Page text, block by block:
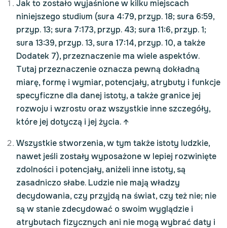
Jak to zostało wyjaśnione w kilku miejscach
niniejszego studium (sura 4:79, przyp. 18; sura 6:59,
przyp. 13; sura 7:173, przyp. 43; sura 11:6, przyp. 1;
sura 13:39, przyp. 13, sura 17:14, przyp. 10, a także
Dodatek 7), przeznaczenie ma wiele aspektów.
Tutaj przeznaczenie oznacza pewną dokładną
miarę, formę i wymiar, potencjały, atrybuty i funkcje
specyficzne dla danej istoty, a także granice jej
rozwoju i wzrostu oraz wszystkie inne szczegóły,
które jej dotyczą i jej życia. ↑
Wszystkie stworzenia, w tym także istoty ludzkie,
nawet jeśli zostały wyposażone w lepiej rozwinięte
zdolności i potencjały, aniżeli inne istoty, są
zasadniczo słabe. Ludzie nie mają władzy
decydowania, czy przyjdą na świat, czy też nie; nie
są w stanie zdecydować o swoim wyglądzie i
atrybutach fizycznych ani nie mogą wybrać daty i